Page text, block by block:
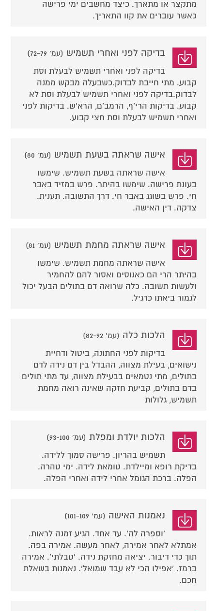
מתקצר או מתארך. כיצד מחשבים ימי פרישה
כאשר עוברים את קוו התאריך.
בדיקה לפני ואחרי תשמיש (עמ' 72-79)
בדיקה לפני ואחרי תשמיש לבעלת וסת
קבוע. מתי חייבת לבדוק.כשבעלה מבקש ממנה
לבדוק.בדיקה לפני ואחרי תשמיש לבעלת וסת לא
קבוע. בדיקות הרי'ף, הרמב'ם, הרא'ש. בדיקות לפני
ואחרי תשמיש לבעלת וסת חצי קבוע.
אישה שראתה בשעת תשמיש (עמ' 80)
אישה שראתה בשעת תשמיש. שימשו
בעונת פרישה. שימשו בהיתר. פרש במזיד באבר
חי. פרש בשוגג באבר חי. דרך התשובה. תענית.
צדקה. דין האישה.
אישה שראתה מחמת תשמיש (עמ' 81)
אישה שראתה מחמת תשמיש. שימשו
בהיתר הרי הם כאנוסים ואסור להם להחמיר
ולעשות תשובה. כלה שרואה דם בתולים הבעל יכול
לגמור ביאתו כרגיל.
הלכות כלה (עמ' 82-92)
בדיקות לפני החתונה, ביטול ודחיית
נישואים, בעילת מצווה, ההבדל בין דם נידה לדם
בתולים, מתי נטמאים בבעילת מצווה, עד מתי תולים
בדם בתולים, קביעת חזקה שאינה רואה מחמת
תשמיש, גלולות
הלכות יולדת ומפלת (עמ' 93-100)
תשמיש בהריון. פרישה סמוך ללידה.
בדיקת רופא ומיילדת. טומאת לידה. ימי טהרה.
הפלה. ברכת הגומל אחרי לידה ואחרי הפלה.
נאמנות האישה (עמ' 101-109)
'וספרה לה'. עד אחד. הגיע זמנה לראות.
אמתלא לאחר אמירה, לאחר מעשה. אמירה בפה.
תוך כדי דיבור. יציאה מחזקת נידה. 'טבלתי'. אמירה
ברמז. 'אפילו הכי לא עבד שמואל'. נאמנות בשאלת
חכם.